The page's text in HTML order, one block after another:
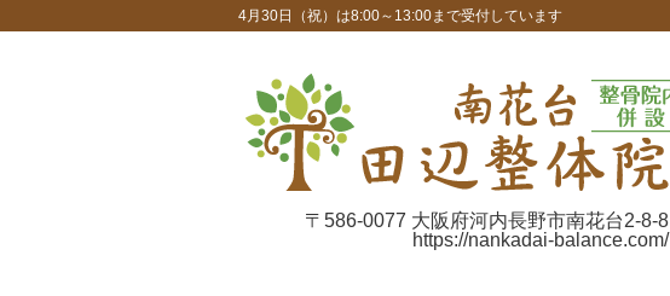
4月30日（祝）は8:00～13:00まで受付しています
〒586-0077 大阪府河内長野市南花台2-8-8
https://nankadai-balance.com/